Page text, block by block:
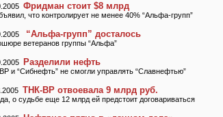
Фридман стоит $8 млрд
что контролирует не менее 40% “Альфа-групп”
“Альфа-групп” досталось
ветеранов группы “Альфа”
Разделили нефть
и “Сибнефть” не смогли управлять “Славнефтью”
ТНК-BP отвоевала 9 млрд руб.
о судьбе еще 12 млрд ей предстоит договариваться